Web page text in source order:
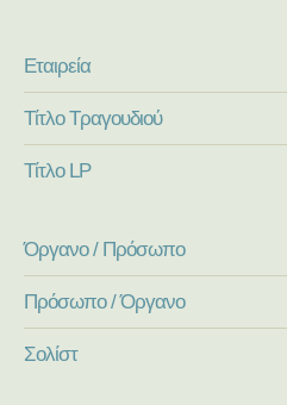
Εταιρεία
Τίτλο Τραγουδιού
Τίτλο LP
Όργανο / Πρόσωπο
Πρόσωπο / Όργανο
Σολίστ